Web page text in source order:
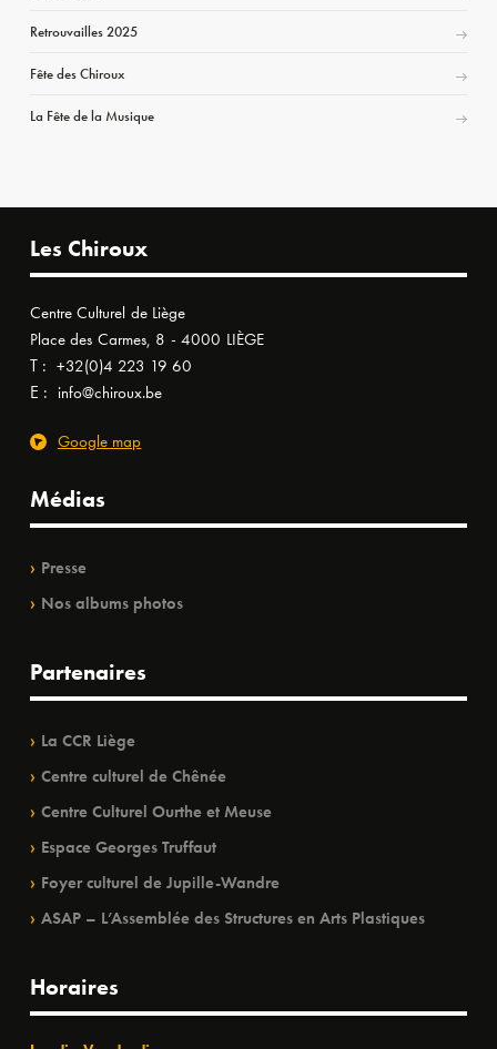
Retrouvailles 2025
Fête des Chiroux
La Fête de la Musique
Les Chiroux
Centre Culturel de Liège
Place des Carmes, 8 - 4000 LIÈGE
T : +32(0)4 223 19 60
E : info@chiroux.be
Google map
Médias
Presse
Nos albums photos
Partenaires
La CCR Liège
Centre culturel de Chênée
Centre Culturel Ourthe et Meuse
Espace Georges Truffaut
Foyer culturel de Jupille-Wandre
ASAP – L’Assemblée des Structures en Arts Plastiques
Horaires